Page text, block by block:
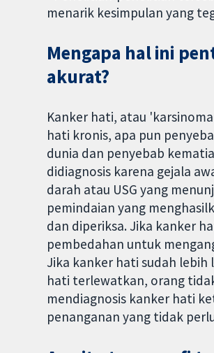
menarik kesimpulan yang
Mengapa hal ini
akurat?
Kanker hati, atau
hati kronis, apa pun
dunia dan penyebab
didiagnosis karena gejala
darah atau USG yang
pemindaian yang
dan diperiksa. Jika kanker
pembedahan untuk
Jika kanker hati sudah
hati terlewatkan, orang
mendiagnosis kanker hati
penanganan yang tidak